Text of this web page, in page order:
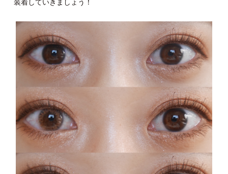
装着していきましょう！